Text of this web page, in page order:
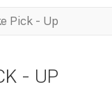
Pick - Up
- UP